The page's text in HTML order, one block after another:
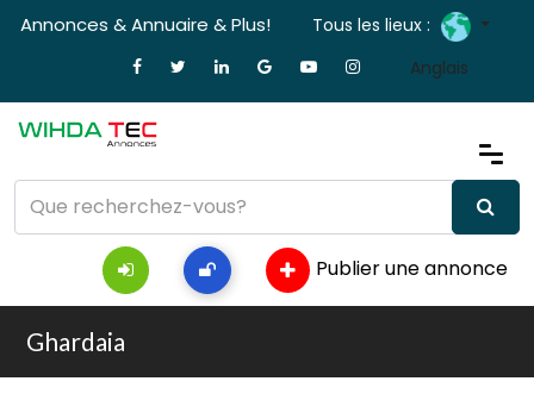
Annonces & Annuaire & Plus!
Tous les lieux :
Anglais
Publier une annonce
Ghardaia